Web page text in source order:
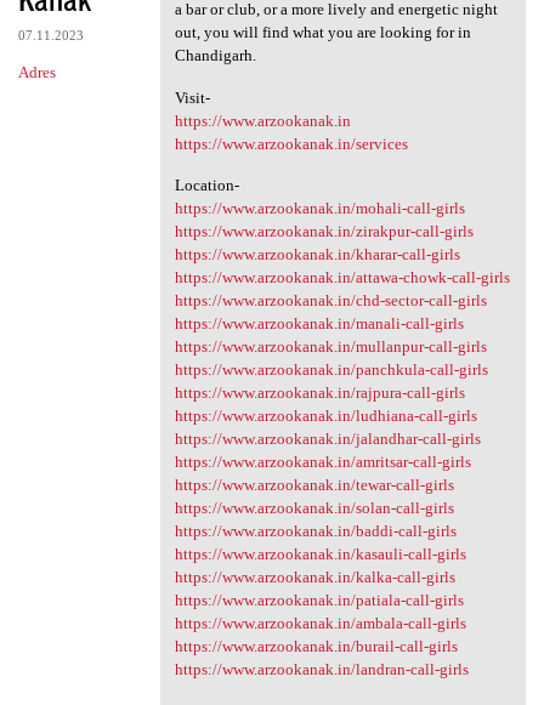
07.11.2023
Adres
a bar or club, or a more lively and energetic night
out, you will find what you are looking for in
Chandigarh.
Visit-
https://www.arzookanak.in
https://www.arzookanak.in/services
Location-
https://www.arzookanak.in/mohali-call-girls
https://www.arzookanak.in/zirakpur-call-girls
https://www.arzookanak.in/kharar-call-girls
https://www.arzookanak.in/attawa-chowk-call-girls
https://www.arzookanak.in/chd-sector-call-girls
https://www.arzookanak.in/manali-call-girls
https://www.arzookanak.in/mullanpur-call-girls
https://www.arzookanak.in/panchkula-call-girls
https://www.arzookanak.in/rajpura-call-girls
https://www.arzookanak.in/ludhiana-call-girls
https://www.arzookanak.in/jalandhar-call-girls
https://www.arzookanak.in/amritsar-call-girls
https://www.arzookanak.in/tewar-call-girls
https://www.arzookanak.in/solan-call-girls
https://www.arzookanak.in/baddi-call-girls
https://www.arzookanak.in/kasauli-call-girls
https://www.arzookanak.in/kalka-call-girls
https://www.arzookanak.in/patiala-call-girls
https://www.arzookanak.in/ambala-call-girls
https://www.arzookanak.in/burail-call-girls
https://www.arzookanak.in/landran-call-girls